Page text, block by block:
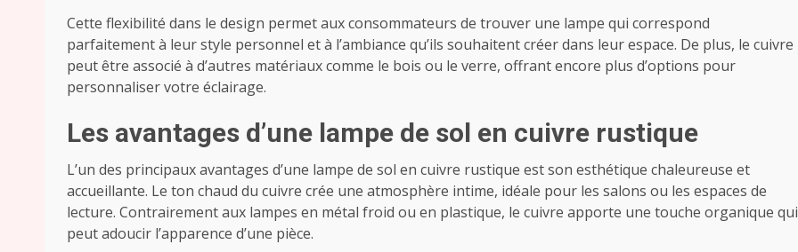
Cette flexibilité dans le design permet aux consommateurs de trouver une lampe qui correspond
parfaitement à leur style personnel et à l’ambiance qu’ils souhaitent créer dans leur espace. De plus, le cuivre
peut être associé à d’autres matériaux comme le bois ou le verre, offrant encore plus d’options pour
personnaliser votre éclairage.
Les avantages d’une lampe de sol en cuivre rustique
L’un des principaux avantages d’une lampe de sol en cuivre rustique est son esthétique chaleureuse et
accueillante. Le ton chaud du cuivre crée une atmosphère intime, idéale pour les salons ou les espaces de
lecture. Contrairement aux lampes en métal froid ou en plastique, le cuivre apporte une touche organique qui
peut adoucir l’apparence d’une pièce.